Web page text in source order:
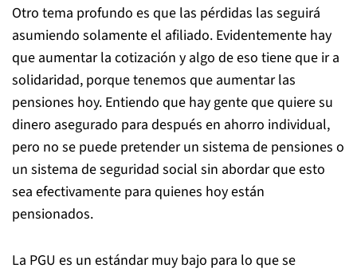
Otro tema profundo es que las pérdidas las seguirá
asumiendo solamente el afiliado. Evidentemente hay
que aumentar la cotización y algo de eso tiene que ir a
solidaridad, porque tenemos que aumentar las
pensiones hoy. Entiendo que hay gente que quiere su
dinero asegurado para después en ahorro individual,
pero no se puede pretender un sistema de pensiones o
un sistema de seguridad social sin abordar que esto
sea efectivamente para quienes hoy están
pensionados.
La PGU es un estándar muy bajo para lo que se